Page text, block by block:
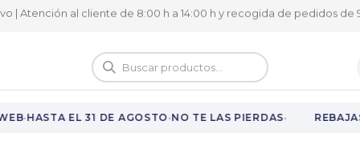
| Atención al cliente de 8:00 h a 14:00 h y recogida de pedidos de
Vuelta al cole
·HASTA EL 31 DE AGOSTO·NO TE LAS PIERDAS·